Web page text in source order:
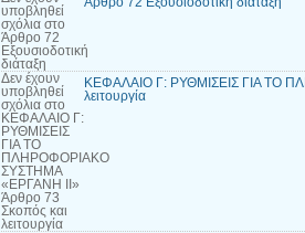
υποβληθεί
σχόλια στο
Άρθρο 72
Εξουσιοδοτική
διάταξη
Δεν έχουν
υποβληθεί
σχόλια στο
ΚΕΦΑΛΑΙΟ Γ:
ΡΥΘΜΙΣΕΙΣ
ΓΙΑ ΤΟ
ΠΛΗΡΟΦΟΡΙΑΚΟ
ΣΥΣΤΗΜΑ
«ΕΡΓΑΝΗ ΙΙ»
Άρθρο 73
Σκοπός και
λειτουργία
ΚΕΦΑΛΑΙΟ Γ: ΡΥΘΜΙΣΕΙΣ ΓΙΑ ΤΟ
λειτουργία